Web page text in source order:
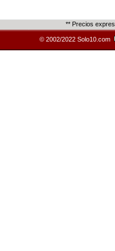
** Precios
© 2002/2022 Solo10.com